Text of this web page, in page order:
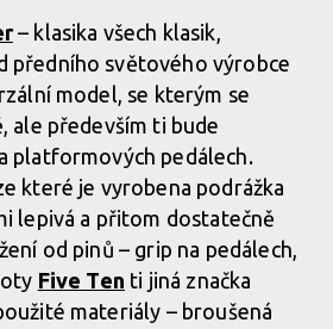
– klasika všech klasik,
předního světového výrobce
model, se kterým se
ale především ti bude
platformových pedálech.
které je vyrobena podrážka
lepivá a přitom dostatečně
od pinů – grip na pedálech,
Five Ten ti jiná značka
materiály – broušená